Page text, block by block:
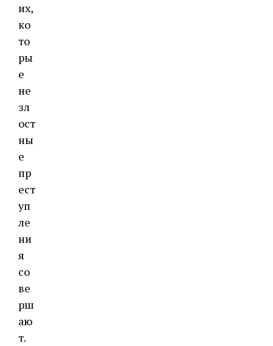
их,
ко
то
ры
е
не
зл
ост
ны
е
пр
ест
уп
ле
ни
я
со
ве
рш
аю
т.